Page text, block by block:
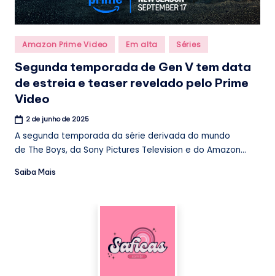
Posted
in
Amazon Prime Video Em alta Séries
Segunda temporada de Gen V tem data
de estreia e teaser revelado pelo Prime
Video
2 de junho de 2025
A segunda temporada da série derivada do mundo
de The Boys, da Sony Pictures Television e do Amazon...
Saiba Mais